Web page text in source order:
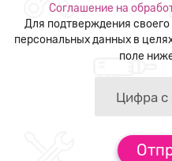
Соглашение на
Для подтверждения
персональных данных в
поле